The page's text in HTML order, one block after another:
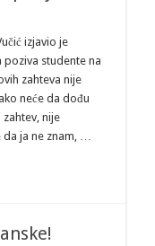
izjavio je
poziva studente na
zahteva nije
neće da dođu
nije
ja ne znam, …